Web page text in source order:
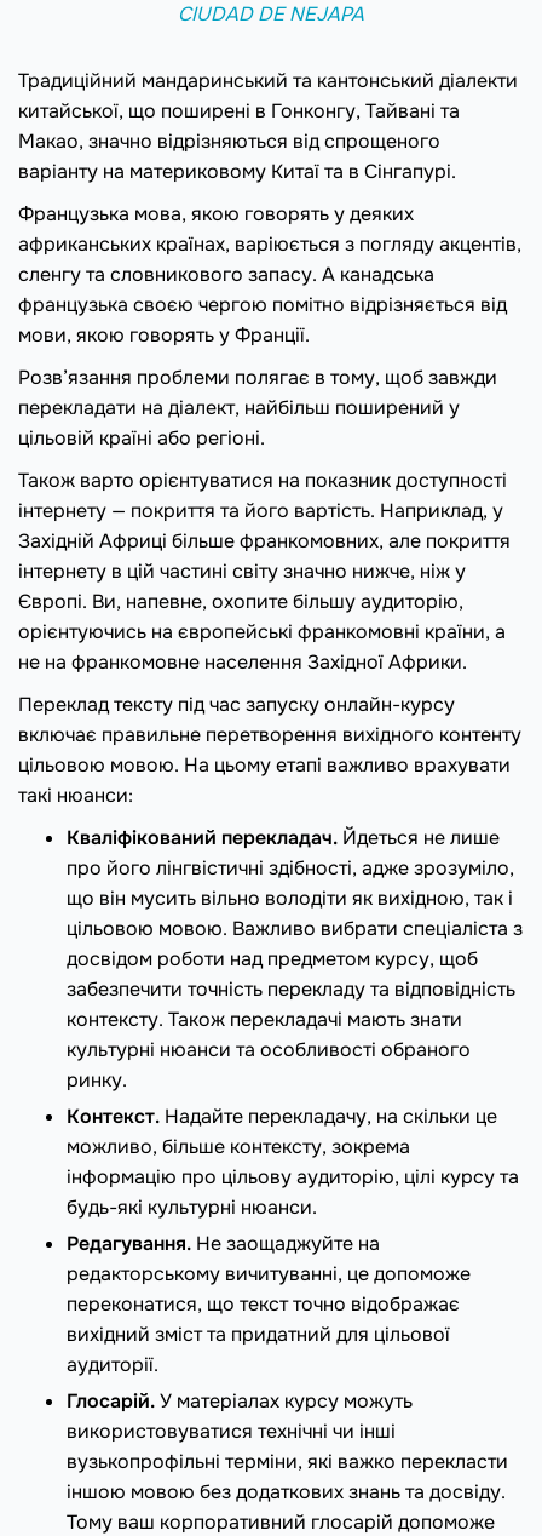
CIUDAD DE NEJAPA
Традиційний мандаринський та кантонський діалекти
китайської, що поширені в Гонконгу, Тайвані та
Макао, значно відрізняються від спрощеного
варіанту на материковому Китаї та в Сінгапурі.
Французька мова, якою говорять у деяких
африканських країнах, варіюється з погляду акцентів,
сленгу та словникового запасу. А канадська
французька своєю чергою помітно відрізняється від
мови, якою говорять у Франції.
Розв’язання проблеми полягає в тому, щоб завжди
перекладати на діалект, найбільш поширений у
цільовій країні або регіоні.
Також варто орієнтуватися на показник доступності
інтернету — покриття та його вартість. Наприклад, у
Західній Африці більше франкомовних, але покриття
інтернету в цій частині світу значно нижче, ніж у
Європі. Ви, напевне, охопите більшу аудиторію,
орієнтуючись на європейські франкомовні країни, а
не на франкомовне населення Західної Африки.
Переклад тексту під час запуску онлайн-курсу
включає правильне перетворення вихідного контенту
цільовою мовою. На цьому етапі важливо врахувати
такі нюанси:
Кваліфікований перекладач. Йдеться не лише
про його лінгвістичні здібності, адже зрозуміло,
що він мусить вільно володіти як вихідною, так і
цільовою мовою. Важливо вибрати спеціаліста з
досвідом роботи над предметом курсу, щоб
забезпечити точність перекладу та відповідність
контексту. Також перекладачі мають знати
культурні нюанси та особливості обраного
ринку.
Контекст. Надайте перекладачу, на скільки це
можливо, більше контексту, зокрема
інформацію про цільову аудиторію, цілі курсу та
будь-які культурні нюанси.
Редагування. Не заощаджуйте на
редакторському вичитуванні, це допоможе
переконатися, що текст точно відображає
вихідний зміст та придатний для цільової
аудиторії.
Глосарій.У матеріалах курсу можуть
використовуватися технічні чи інші
вузькопрофільні терміни, які важко перекласти
іншою мовою без додаткових знань та досвіду.
Тому ваш корпоративний глосарій допоможе